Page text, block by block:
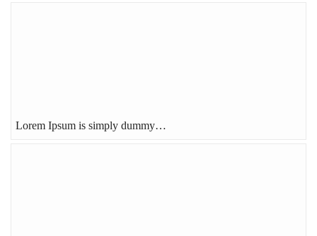
Lorem Ipsum is simply dummy…